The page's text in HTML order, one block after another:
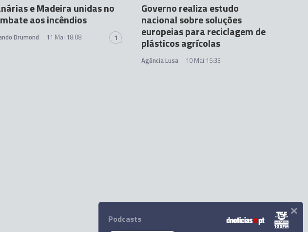
e Madeira unidas no
aos incêndios
Drumond 11 Mai 18:08 1
Governo realiza estudo
nacional sobre soluções
europeias para reciclagem de
plásticos agrícolas
Agência Lusa 10 Mai 15:33
Podcasts ×